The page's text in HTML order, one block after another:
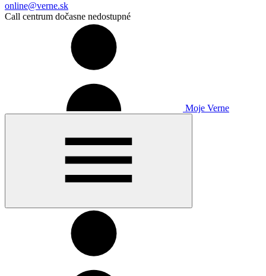
online@verne.sk
Call centrum dočasne nedostupné
Moje Verne